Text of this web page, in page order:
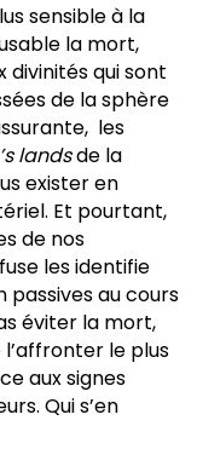
sensible à la
la mort,
qui sont
de la sphère
les
landsde la
exister en
Et pourtant,
de nos
les identifie
passives au cours
éviter la mort,
le plus
aux signes
Qui s’en